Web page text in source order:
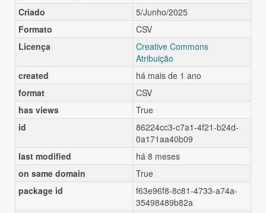
Criado
5/Junho/2025
Formato
CSV
Licença
Creative Commons
Atribuição
created
há mais de 1 ano
format
CSV
has views
True
id
86224cc3-c7a1-4f21-b24d-
0a171aa40b09
last modified
há 8 meses
on same domain
True
package id
f63e96f8-8c81-4733-a74a-
35498489b82a